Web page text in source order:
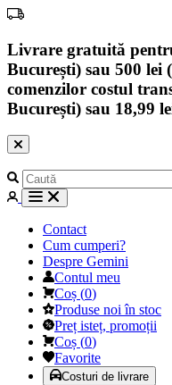
Livrare gratuită
București) sau 500
comenzilor costul
București) sau 18,99
Contact
Cum cumperi?
Despre Gemini
Contul meu
Coș (0)
Produse noi în stoc
Preț isteț, promoții
Coș (0)
Favorite
Costuri de livrare